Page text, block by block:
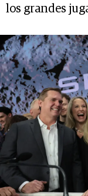
los grandes